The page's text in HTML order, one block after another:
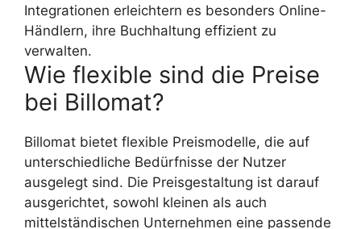
Integrationen erleichtern es besonders Online-
Händlern, ihre Buchhaltung effizient zu
verwalten.
Wie flexible sind die Preise
bei Billomat?
Billomat bietet flexible Preismodelle, die auf
unterschiedliche Bedürfnisse der Nutzer
ausgelegt sind. Die Preisgestaltung ist darauf
ausgerichtet, sowohl kleinen als auch
mittelständischen Unternehmen eine passende